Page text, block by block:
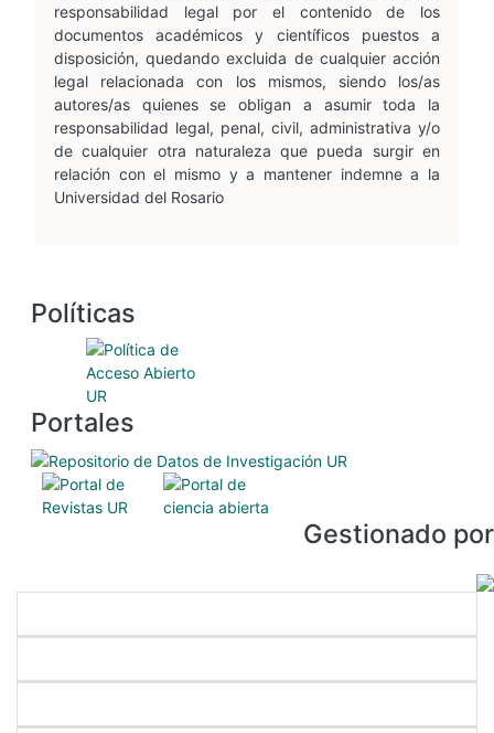
responsabilidad legal por el contenido de los
documentos académicos y científicos puestos a
disposición, quedando excluida de cualquier acción
legal relacionada con los mismos, siendo los/as
autores/as quienes se obligan a asumir toda la
responsabilidad legal, penal, civil, administrativa y/o
de cualquier otra naturaleza que pueda surgir en
relación con el mismo y a mantener indemne a la
Universidad del Rosario
Políticas
Portales
Gestionado por